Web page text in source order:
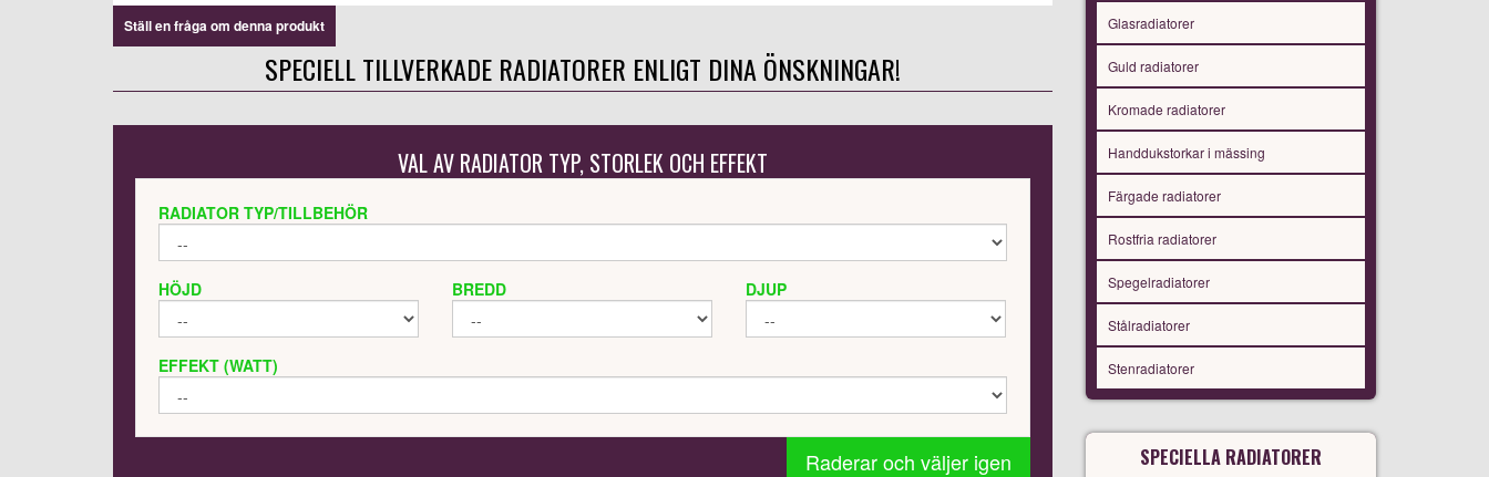
Ställ en fråga om denna produkt
SPECIELL TILLVERKADE RADIATORER ENLIGT DINA ÖNSKNINGAR!
VAL AV RADIATOR TYP, STORLEK OCH EFFEKT
RADIATOR TYP/TILLBEHÖR
HÖJD BREDD DJUP
EFFEKT (WATT)
Raderar och väljer igen
Glasradiatorer
Guld radiatorer
Kromade radiatorer
Handdukstorkar i mässing
Färgade radiatorer
Rostfria radiatorer
Spegelradiatorer
Stålradiatorer
Stenradiatorer
SPECIELLA RADIATORER